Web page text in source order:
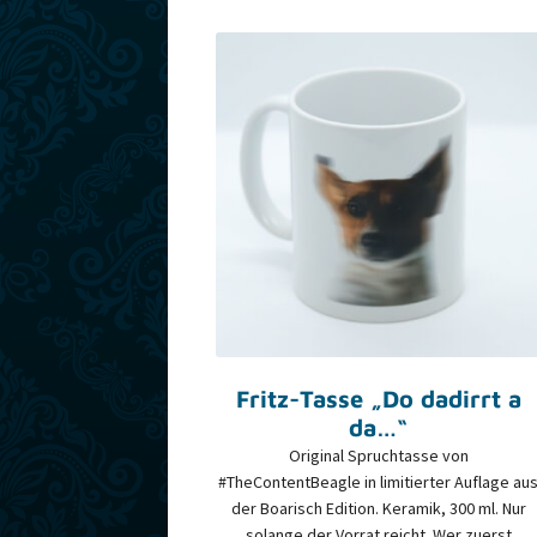
Fritz-Tasse „Do dadirrt a
da…“
Original Spruchtasse von
#TheContentBeagle in limitierter Auflage
der Boarisch Edition. Keramik, 300 ml. Nur